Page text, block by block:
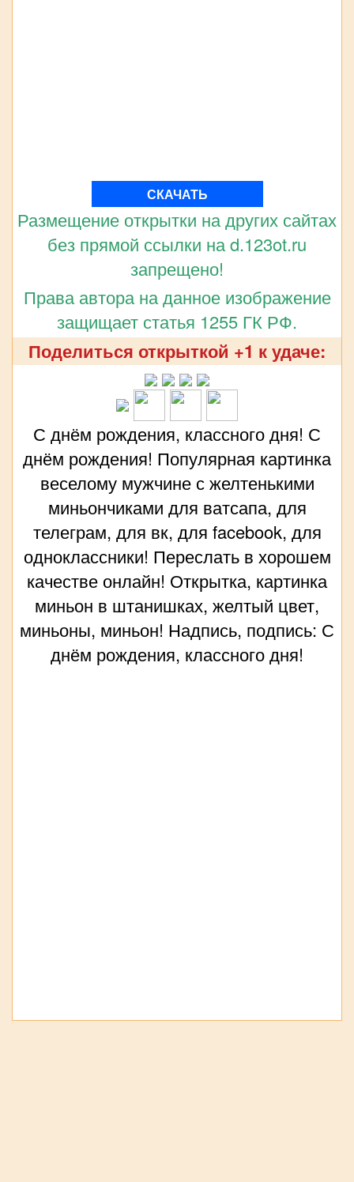
СКАЧАТЬ
Размещение открытки на других сайтах
без прямой ссылки на d.123ot.ru
запрещено!
Права автора на данное изображение
защищает статья 1255 ГК РФ.
Поделиться открыткой +1 к удаче:
С днём рождения, классного дня! С
днём рождения! Популярная картинка
веселому мужчине с желтенькими
миньончиками для ватсапа, для
телеграм, для вк, для facebook, для
одноклассники! Переслать в хорошем
качестве онлайн! Открытка, картинка
миньон в штанишках, желтый цвет,
миньоны, миньон! Надпись, подпись: С
днём рождения, классного дня!